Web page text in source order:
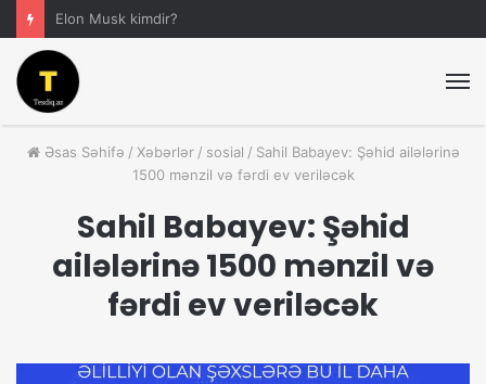
Anar Əliyev Kimdir?
Əsas Səhifə / Xəbərlər / sosial / Sahil Babayev: Şəhid ailələrinə
1500 mənzil və fərdi ev veriləcək
Sahil Babayev: Şəhid
ailələrinə 1500 mənzil və
fərdi ev veriləcək